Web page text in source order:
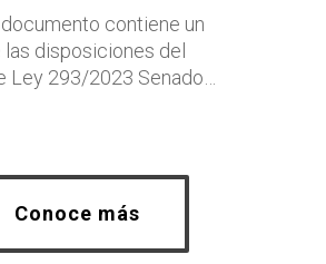
contiene un
disposiciones del
Ley 293/2023 Senado…
Conoce más